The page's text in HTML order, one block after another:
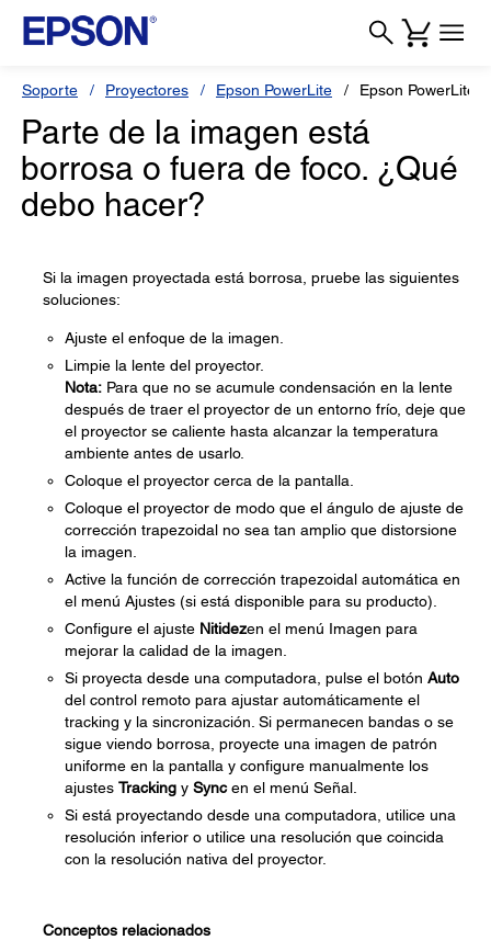
Soporte Proyectores Epson PowerLite Epson PowerLite
Parte de la imagen está
borrosa o fuera de foco. ¿Qué
debo hacer?
Si la imagen proyectada está borrosa, pruebe las siguientes
soluciones:
Ajuste el enfoque de la imagen.
Limpie la lente del proyector.
Nota: Para que no se acumule condensación en la lente
después de traer el proyector de un entorno frío, deje que
el proyector se caliente hasta alcanzar la temperatura
ambiente antes de usarlo.
Coloque el proyector cerca de la pantalla.
Coloque el proyector de modo que el ángulo de ajuste de
corrección trapezoidal no sea tan amplio que distorsione
la imagen.
Active la función de corrección trapezoidal automática en
el menú Ajustes (si está disponible para su producto).
Configure el ajuste Nitidezen el menú Imagen para
mejorar la calidad de la imagen.
Si proyecta desde una computadora, pulse el botón Auto
del control remoto para ajustar automáticamente el
tracking y la sincronización. Si permanecen bandas o se
sigue viendo borrosa, proyecte una imagen de patrón
uniforme en la pantalla y configure manualmente los
ajustes Tracking y Syncen el menú Señal.
Si está proyectando desde una computadora, utilice una
resolución inferior o utilice una resolución que coincida
con la resolución nativa del proyector.
Conceptos relacionados